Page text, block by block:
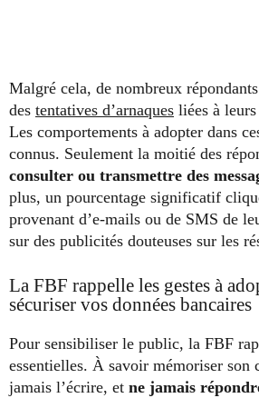
Malgré cela, de nombreux
des tentatives d’arnaques liées à
Les comportements à adopter dans
connus. Seulement la moitié des
consulter ou transmettre des
plus, un pourcentage significatif
provenant d’e-mails ou de SMS de
sur des publicités douteuses sur les
La FBF rappelle les gestes à
sécuriser vos données bancaires
Pour sensibiliser le public, la FBF
essentielles. À savoir mémoriser son
jamais l’écrire, et ne jamais